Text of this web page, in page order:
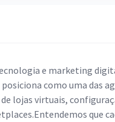
e marketing
como uma das
lojas virtuais,
que